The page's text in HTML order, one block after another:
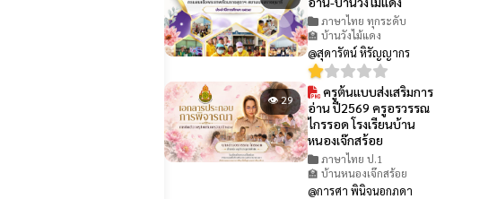
ภาษาไทย ทุกระดับ
🏫 บ้านวังไม้แดง
@สุดารัตน์ หิรัญญากร
👁 29
ครูต้นแบบส่งเสริมการ
อ่าน ปี2569 ครูอรวรรณ
ไกรรอด โรงเรียนบ้าน
หนองเจ๊กสร้อย
ภาษาไทย ป.1
🏫 บ้านหนองเจ๊กสร้อย
@การศา พินิจนอกภดา